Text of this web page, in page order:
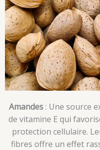
Amandes : Une source
de vitamine E qui
protection cellulaire.
fibres offre un effet